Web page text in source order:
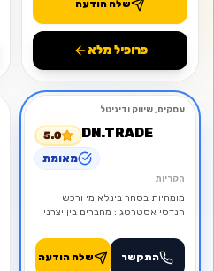
שלח הודעה
פרופיל מלא
עסקים, שיווק ודיגיטל
DN.TRADE
5.0
מאומת
הקריות
מומחיות בסחר בינלאומי ורכש
הנדסי אסטרטגי: מחברים בין יצרני
התשתית הגדולים בישראל.
התקשר
שלח הודעה